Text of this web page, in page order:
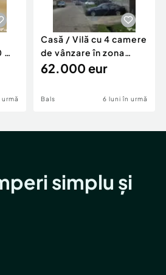
Casă / Vilă cu 4 camere
de vânzare în zona
Periferie
62.000 eur
Bals 6 luni în urmă
simplu și